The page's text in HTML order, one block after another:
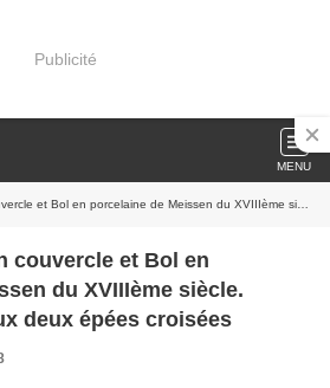
Publicité
MENU
de Meissen du XVIIIème siècle. Marque en bleu aux deux épées croisées
couvercle et Bol en
du XVIIIème siècle.
deux épées croisées